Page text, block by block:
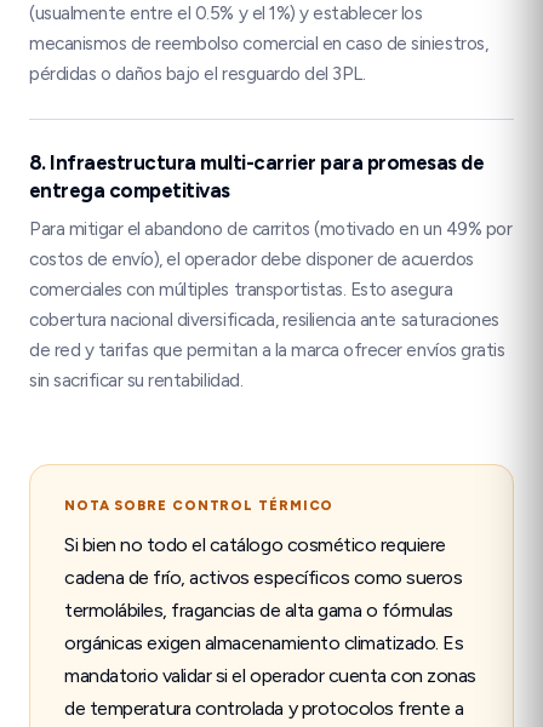
(usualmente entre el 0.5% y el 1%) y establecer los
mecanismos de reembolso comercial en caso de siniestros,
pérdidas o daños bajo el resguardo del 3PL.
8. Infraestructura multi-carrier para promesas de
entrega competitivas
Para mitigar el abandono de carritos (motivado en un 49% por
costos de envío), el operador debe disponer de acuerdos
comerciales con múltiples transportistas. Esto asegura
cobertura nacional diversificada, resiliencia ante saturaciones
de red y tarifas que permitan a la marca ofrecer envíos gratis
sin sacrificar su rentabilidad.
NOTA SOBRE CONTROL TÉRMICO
Si bien no todo el catálogo cosmético requiere
cadena de frío, activos específicos como sueros
termolábiles, fragancias de alta gama o fórmulas
orgánicas exigen almacenamiento climatizado. Es
mandatorio validar si el operador cuenta con zonas
de temperatura controlada y protocolos frente a